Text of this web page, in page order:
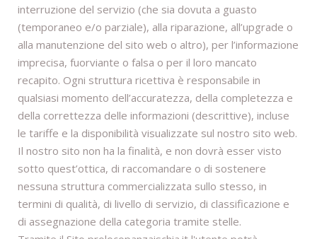
interruzione del servizio (che sia dovuta a guasto
(temporaneo e/o parziale), alla riparazione, all’upgrade o
alla manutenzione del sito web o altro), per l’informazione
imprecisa, fuorviante o falsa o per il loro mancato
recapito. Ogni struttura ricettiva è responsabile in
qualsiasi momento dell’accuratezza, della completezza e
della correttezza delle informazioni (descrittive), incluse
le tariffe e la disponibilità visualizzate sul nostro sito web.
Il nostro sito non ha la finalità, e non dovrà esser visto
sotto quest’ottica, di raccomandare o di sostenere
nessuna struttura commercializzata sullo stesso, in
termini di qualità, di livello di servizio, di classificazione e
di assegnazione della categoria tramite stelle.